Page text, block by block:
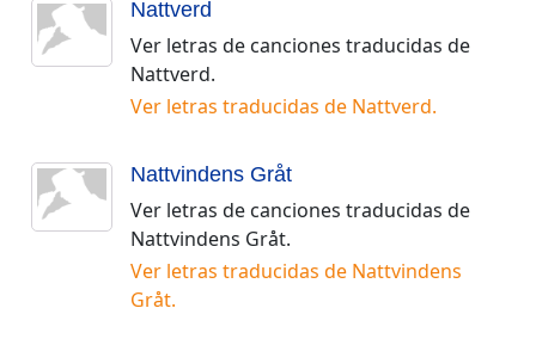
Nattverd
Ver letras de canciones traducidas de
Nattverd.
Ver letras traducidas de Nattverd.
Nattvindens Gråt
Ver letras de canciones traducidas de
Nattvindens Gråt.
Ver letras traducidas de Nattvindens
Gråt.